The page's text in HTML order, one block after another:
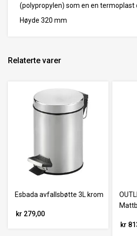
(polypropylen) som en en termoplast
Høyde 320 mm
Relaterte varer
Esbada avfallsbøtte 3L krom
kr 279,00
kr